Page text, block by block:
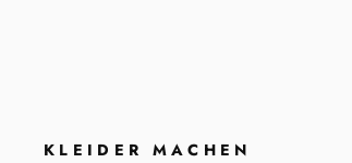
KLEIDER MACHEN